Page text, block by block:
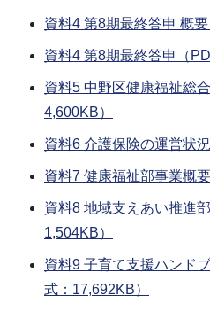
資料4 第8期最終答申 概
資料4 第8期最終答申（
資料5 中野区健康福祉総
4,600KB）
資料6 介護保険の運営状
資料7 健康福祉部事業概
資料8 地域支えあい推進
1,504KB）
資料9 子育て支援ハンド
式：17,692KB）